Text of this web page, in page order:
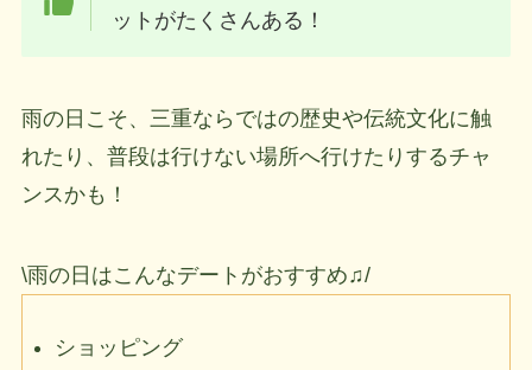
ットがたくさんある！
雨の日こそ、三重ならではの歴史や伝統文化に触
れたり、普段は行けない場所へ行けたりするチャ
ンスかも！
\雨の日はこんなデートがおすすめ♫/
ショッピング